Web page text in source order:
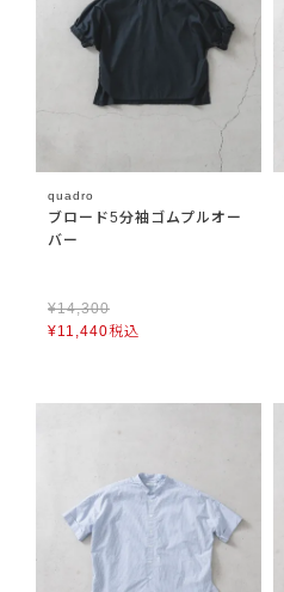
quadro
ブロード5分袖ゴムプルオー
バー
¥14,300
¥11,440税込